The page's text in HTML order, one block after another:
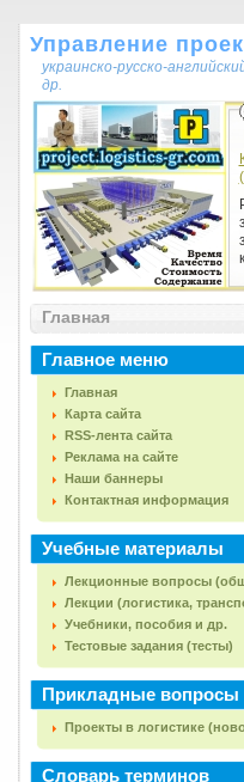
Управление
украинско-русско-
др.
Главная
Главное меню
Главная
Карта сайта
RSS-лента сайта
Реклама на сайте
Наши баннеры
Контактная информация
Учебные материалы
Лекционные вопросы
Лекции (логистика,
Учебники, пособия и др.
Тестовые задания (тесты)
Прикладные вопросы
Проекты в логистике
Словарь терминов